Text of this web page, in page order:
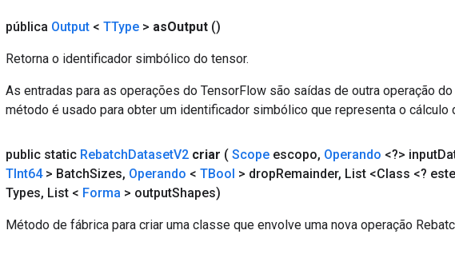
pública Output < TType > asOutput ()
Retorna o identificador simbólico do tensor.
As entradas para as operações do TensorFlow são saídas de outra operação
método é usado para obter um identificador simbólico que representa o cálculo
public static RebatchDatasetV2 criar ( Scope escopo, Operando <?> input
TInt64> BatchSizes, Operando < TBool > dropRemainder, List <Class <?
Types, List < Forma > outputShapes)
Método de fábrica para criar uma classe que envolve uma nova operação